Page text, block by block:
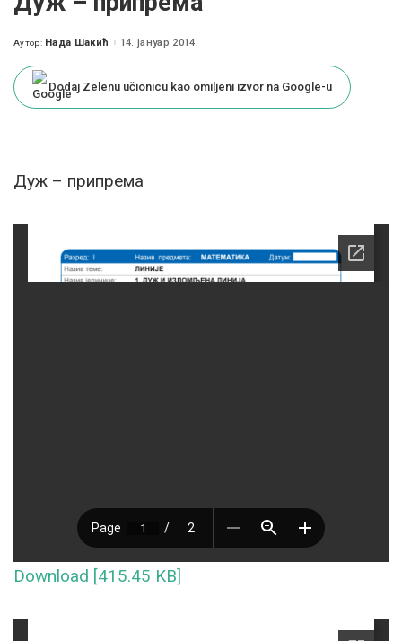
Posted
Аутор: Нада Шакић 14. јануар 2014.
Dodaj Zelenu učionicu kao omiljeni izvor na Google-u
Дуж – припрема
Download [415.45 KB]